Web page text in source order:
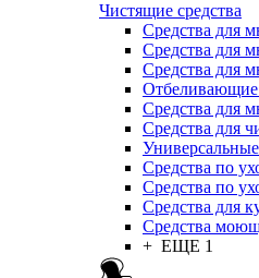
Чистящие средства
Средства для
Средства для
Средства для
Отбеливающие
Средства для
Средства для
Средства по
Средства по
Средства для
Средства
+ ЕЩЕ 1